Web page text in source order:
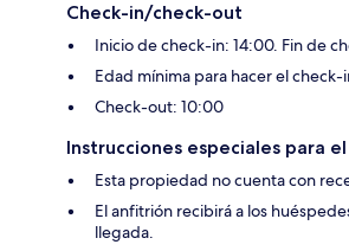
Check-in/check-out
Inicio de check-in: 14:00. Fin de
Edad mínima para hacer el check-
Check-out: 10:00
Instrucciones especiales para
Esta propiedad no cuenta con
El anfitrión recibirá a los
llegada.